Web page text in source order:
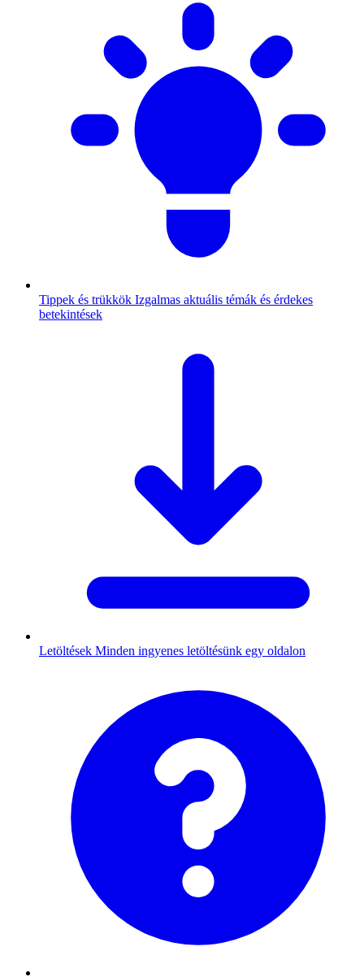
Tippek és trükkök Izgalmas aktuális témák és érdekes
betekintések
Letöltések Minden ingyenes letöltésünk egy oldalon